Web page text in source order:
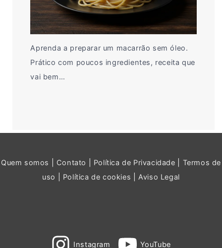
Aprenda a preparar um macarrão sem óleo.
Prático com poucos ingredientes, receita que
vai bem…
Quem somos Contato Política de Privacidade
Termos de
uso
Política de cookies |Aviso Legal
Instagram YouTube